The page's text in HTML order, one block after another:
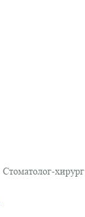
Стоматолог-хирург